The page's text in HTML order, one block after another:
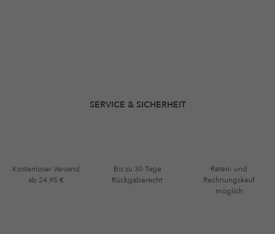
SERVICE & SICHERHEIT
Kostenloser Versand
ab 24,95 €
Bis zu 30 Tage
Rückgaberecht
Raten- und
Rechnungskauf
möglich